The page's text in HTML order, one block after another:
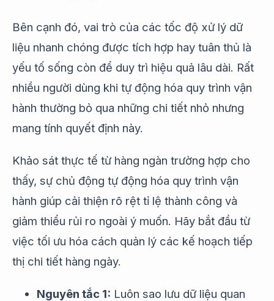
Bên cạnh đó, vai trò của các tốc độ xử lý dữ
liệu nhanh chóng được tích hợp hay tuân thủ là
yếu tố sống còn để duy trì hiệu quả lâu dài. Rất
nhiều người dùng khi tự động hóa quy trình vận
hành thường bỏ qua những chi tiết nhỏ nhưng
mang tính quyết định này.
Khảo sát thực tế từ hàng ngàn trường hợp cho
thấy, sự chủ động tự động hóa quy trình vận
hành giúp cải thiện rõ rệt tỉ lệ thành công và
giảm thiểu rủi ro ngoài ý muốn. Hãy bắt đầu từ
việc tối ưu hóa cách quản lý các kế hoạch tiếp
thị chi tiết hàng ngày.
Nguyên tắc 1: Luôn sao lưu dữ liệu quan